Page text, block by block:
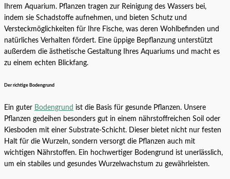
Ihrem Aquarium. Pflanzen tragen zur Reinigung des Wassers bei,
indem sie Schadstoffe aufnehmen, und bieten Schutz und
Versteckmöglichkeiten für Ihre Fische, was deren Wohlbefinden und
natürliches Verhalten fördert. Eine üppige Bepflanzung unterstützt
außerdem die ästhetische Gestaltung Ihres Aquariums und macht es
zu einem echten Blickfang.
Der richtige Bodengrund
Ein guter Bodengrund ist die Basis für gesunde Pflanzen. Unsere
Pflanzen gedeihen besonders gut in einem nährstoffreichen Soil oder
Kiesboden mit einer Substrate-Schicht. Dieser bietet nicht nur festen
Halt für die Wurzeln, sondern versorgt die Pflanzen auch mit
wichtigen Nährstoffen. Ein hochwertiger Bodengrund ist unerlässlich,
um ein stabiles und gesundes Wurzelwachstum zu gewährleisten.